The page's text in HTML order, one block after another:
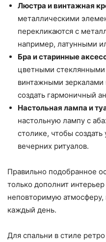
Люстра и винтажная
металлическими
перекликаются с
например, латунными
Бра и старинные
цветными
винтажными зеркалами
создать гармоничный
Настольная лампа и
настольную лампу с
столике, чтобы
вечерних ритуалов.
Правильно подобранное
только дополнит
неповторимую атмосферу,
каждый день.
Для спальни в стиле